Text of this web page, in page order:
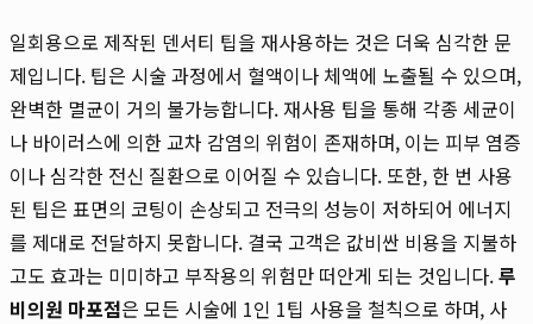
일회용으로 제작된 덴서티 팁을 재사용하는 것은 더욱 심각한 문
제입니다. 팁은 시술 과정에서 혈액이나 체액에 노출될 수 있으며,
완벽한 멸균이 거의 불가능합니다. 재사용 팁을 통해 각종 세균이
나 바이러스에 의한 교차 감염의 위험이 존재하며, 이는 피부 염증
이나 심각한 전신 질환으로 이어질 수 있습니다. 또한, 한 번 사용
된 팁은 표면의 코팅이 손상되고 전극의 성능이 저하되어 에너지
를 제대로 전달하지 못합니다. 결국 고객은 값비싼 비용을 지불하
고도 효과는 미미하고 부작용의 위험만 떠안게 되는 것입니다.루
비의원 마포점은 모든 시술에 1인 1팁 사용을 철칙으로 하며, 사